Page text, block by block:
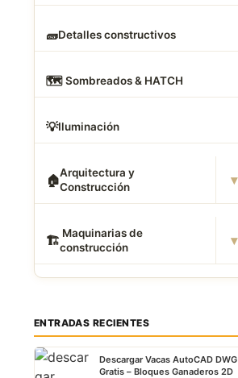
🧱Detalles constructivos
🗺️ Sombreados & HATCH
💡Iluminación
🏠Arquitectura y
Construcción
▾
🏗 ️ Maquinarias de
construcción
▾
ENTRADAS RECIENTES
Descargar Vacas AutoCAD DWG
Gratis – Bloques Ganaderos 2D